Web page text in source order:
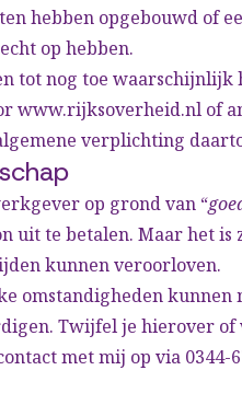
hebben opgebouwd of
op hebben.
tot nog toe waarschijnlijk
www.rijksoverheid.nl of
verplichting
op grond van “
uit te betalen. Maar het
kunnen veroorloven.
omstandigheden
Twijfel je hierover
met mij op via 0344-